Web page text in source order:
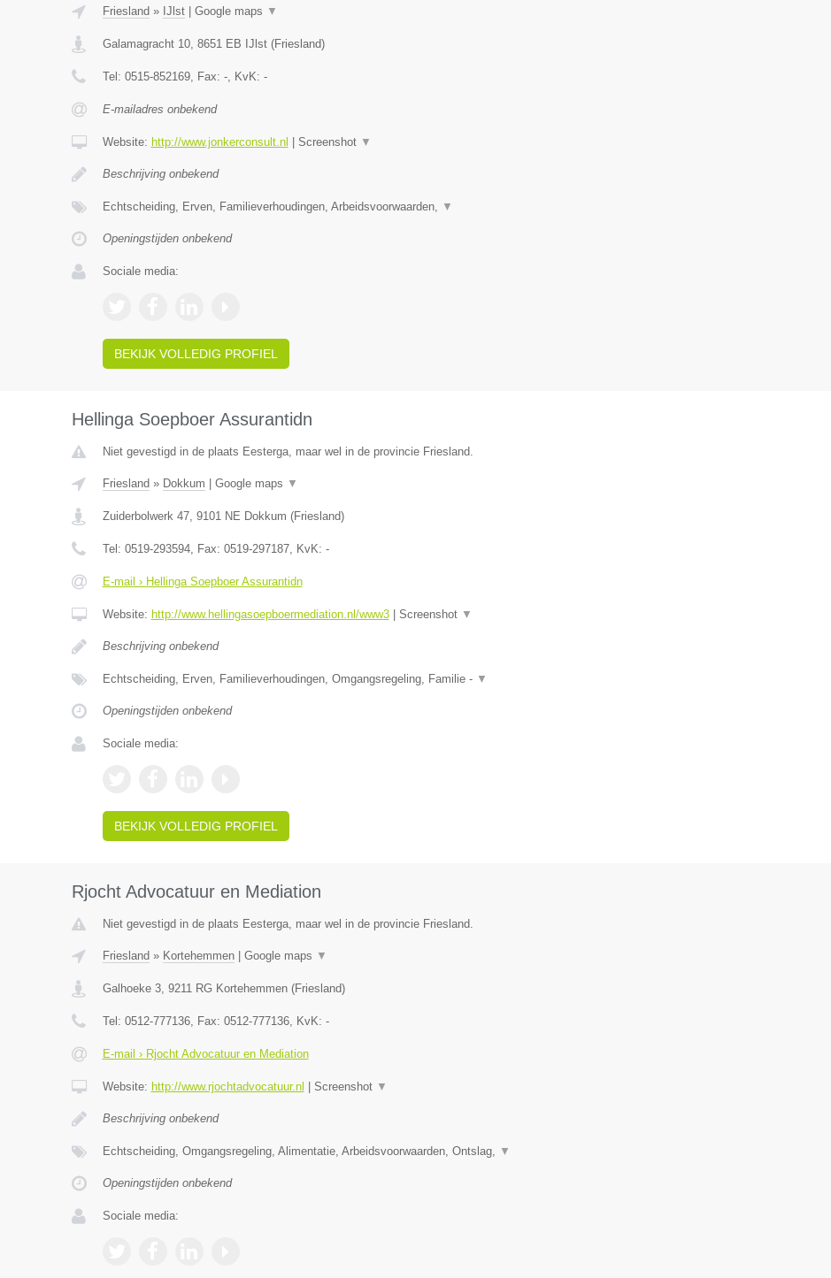
Friesland » IJlst| Google maps ▼
Galamagracht 10, 8651 EB IJlst(Friesland)
Tel: 0515-852169, Fax: -, KvK: -
E-mailadres onbekend
Website: http://www.jonkerconsult.nl Screenshot ▼
Beschrijving onbekend
Echtscheiding, Erven, Familieverhoudingen, Arbeidsvoorwaarden, ▼
Openingstijden onbekend
Sociale media:
BEKIJK VOLLEDIG PROFIEL
Hellinga Soepboer Assurantidn
Niet gevestigd in de plaats Eesterga, maar wel in de provincie Friesland.
Friesland » Dokkum Google maps ▼
Zuiderbolwerk 47, 9101 NE Dokkum (Friesland)
Tel: 0519-293594, Fax: 0519-297187, KvK: -
E-mail › Hellinga Soepboer Assurantidn
Website: http://www.hellingasoepboermediation.nl/www3| Screenshot ▼
Beschrijving onbekend
Echtscheiding, Erven, Familieverhoudingen, Omgangsregeling, Familie - ▼
Openingstijden onbekend
Sociale media:
BEKIJK VOLLEDIG PROFIEL
Rjocht Advocatuur en Mediation
Niet gevestigd in de plaats Eesterga, maar wel in de provincie Friesland.
Friesland » Kortehemmen| Google maps ▼
Galhoeke 3, 9211 RG Kortehemmen(Friesland)
Tel: 0512-777136, Fax: 0512-777136, KvK: -
E-mail › Rjocht Advocatuur en Mediation
Website: http://www.rjochtadvocatuur.nl Screenshot ▼
Beschrijving onbekend
Echtscheiding, Omgangsregeling, Alimentatie, Arbeidsvoorwaarden, Ontslag, ▼
Openingstijden onbekend
Sociale media: